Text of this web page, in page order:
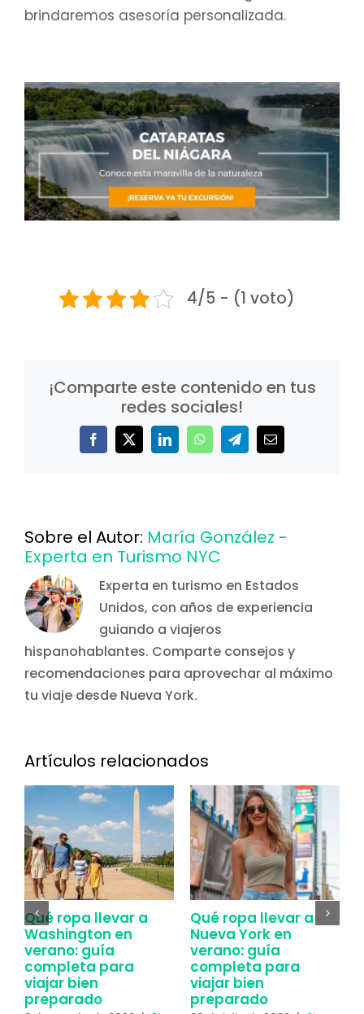
brindaremos asesoría personalizada.
4/5 - (1 voto)
¡Comparte este contenido en tus
redes sociales!
Facebook
X LinkedInWhatsAppTelegramCorreo
electrónico
Sobre el Autor: María González -
Experta en Turismo NYC
Experta en turismo en Estados
Unidos, con años de experiencia
guiando a viajeros
hispanohablantes. Comparte consejos y
recomendaciones para aprovechar al máximo
tu viaje desde Nueva York.
Artículos relacionados
Qué ropa llevar a
Washington en
verano: guía
completa para
viajar bien
preparado
Qué ropa llevar a
Nueva York en
verano: guía
completa para
viajar bien
preparado